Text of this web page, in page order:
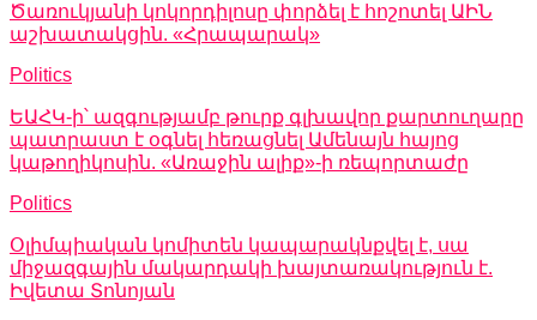
Ծառուկյանի կոկորդիլոսը փորձել է հոշոտել ԱԻՆ
աշխատակցին. «Հրապարակ»
Politics
ԵԱՀԿ-ի՝ ազգությամբ թուրք գլխավոր քարտուղարը
պատրաստ է օգնել հեռացնել Ամենայն հայոց
կաթողիկոսին. «Առաջին ալիք»-ի ռեպորտաժը
Politics
Օլիմպիական կոմիտեն կապարակնքվել է, սա
միջազգային մակարդակի խայտառակություն է.
Իվետա Տոնոյան